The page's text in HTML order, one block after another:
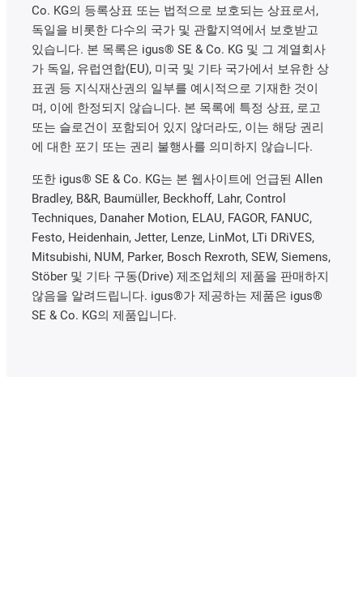
Co. KG의 등록상표 또는 법적으로 보호되는 상표로서,
독일을 비롯한 다수의 국가 및 관할지역에서 보호받고
있습니다. 본 목록은 igus® SE & Co. KG 및 그 계열회사
가 독일, 유럽연합(EU), 미국 및 기타 국가에서 보유한 상
표권 등 지식재산권의 일부를 예시적으로 기재한 것이
며, 이에 한정되지 않습니다. 본 목록에 특정 상표, 로고
또는 슬로건이 포함되어 있지 않더라도, 이는 해당 권리
에 대한 포기 또는 권리 불행사를 의미하지 않습니다.
또한 igus® SE & Co. KG는 본 웹사이트에 언급된 Allen
Bradley, B&R, Baumüller, Beckhoff, Lahr, Control
Techniques, Danaher Motion, ELAU, FAGOR, FANUC,
Festo, Heidenhain, Jetter, Lenze, LinMot, LTi DRiVES,
Mitsubishi, NUM, Parker, Bosch Rexroth, SEW, Siemens,
Stöber 및 기타 구동(Drive) 제조업체의 제품을 판매하지
않음을 알려드립니다. igus®가 제공하는 제품은 igus®
SE & Co. KG의 제품입니다.